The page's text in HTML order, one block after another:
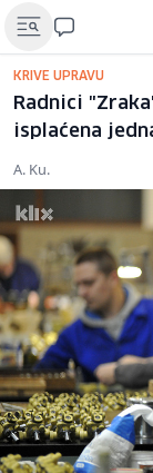
KRIVE UPRAVU
Radnici
isplaćena
A. Ku.